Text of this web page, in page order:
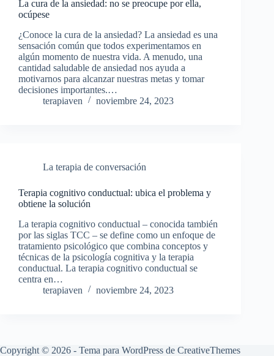
La cura de la ansiedad: no se preocupe por ella,
ocúpese
¿Conoce la cura de la ansiedad? La ansiedad es una
sensación común que todos experimentamos en
algún momento de nuestra vida. A menudo, una
cantidad saludable de ansiedad nos ayuda a
motivarnos para alcanzar nuestras metas y tomar
decisiones importantes.…
terapiaven
noviembre 24, 2023
La terapia de conversación
Terapia cognitivo conductual: ubica el problema y
obtiene la solución
La terapia cognitivo conductual – conocida también
por las siglas TCC – se define como un enfoque de
tratamiento psicológico que combina conceptos y
técnicas de la psicología cognitiva y la terapia
conductual. La terapia cognitivo conductual se
centra en…
terapiaven
noviembre 24, 2023
Copyright © 2026 - Tema para WordPress de CreativeThemes